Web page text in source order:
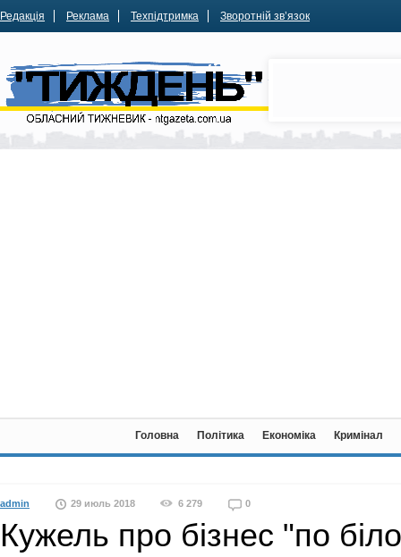
Редакція Реклама Техпідтримка Зворотній зв’язок
Головна Політика Економіка Кримінал
admin 29 июль 2018 6 279 0
Кужель про бізнес "по